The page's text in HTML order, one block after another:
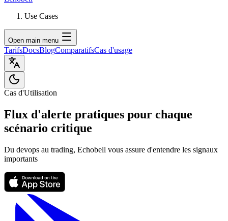
Use Cases
Open main menu
TarifsDocsBlogComparatifsCas d'usage
Cas d'Utilisation
Flux d'alerte pratiques pour chaque
scénario critique
Du devops au trading, Echobell vous assure d'entendre les signaux
importants